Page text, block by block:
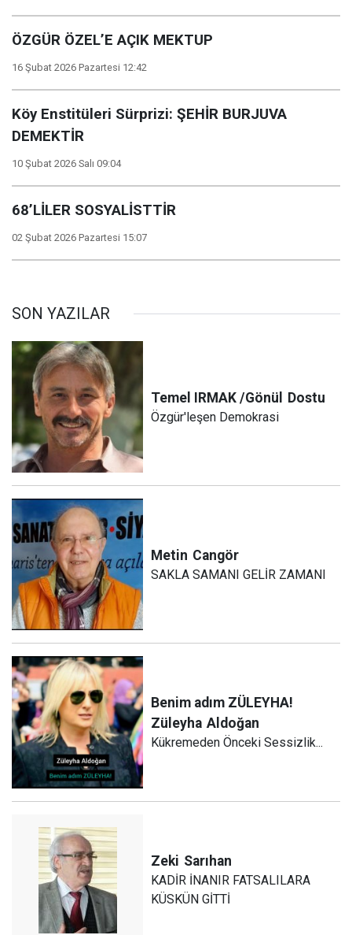
ÖZGÜR ÖZEL’E AÇIK MEKTUP
16 Şubat 2026 Pazartesi 12:42
Köy Enstitüleri Sürprizi: ŞEHİR BURJUVA
DEMEKTİR
10 Şubat 2026 Salı 09:04
68’LİLER SOSYALİSTTİR
02 Şubat 2026 Pazartesi 15:07
SON YAZILAR
Temel IRMAK /Gönül Dostu
Özgür'leşen Demokrasi
Metin Cangör
SAKLA SAMANI GELİR ZAMANI
Benim adım ZÜLEYHA!
Züleyha Aldoğan
Kükremeden Önceki Sessizlik...
Zeki Sarıhan
KADİR İNANIR FATSALILARA
KÜSKÜN GİTTİ